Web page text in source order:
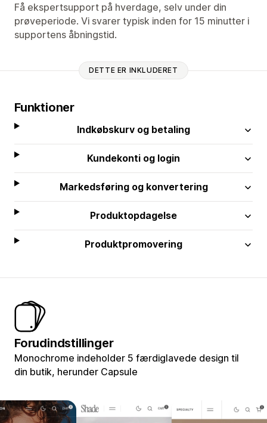
Få ekspertsupport på hverdage, selv under din
prøveperiode. Vi svarer typisk inden for 15 minutter i
supportens åbningstid.
DETTE ER INKLUDERET
Funktioner
Indkøbskurv og betaling
Kundekonti og login
Markedsføring og konvertering
Produktopdagelse
Produktpromovering
Forudindstillinger
Monochrome indeholder 5 færdiglavede design til
din butik, herunder Capsule